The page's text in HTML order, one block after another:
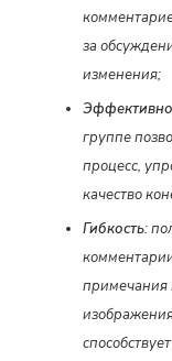
за
изменения;
группе
процесс,
качество
Гибкость:
примечания